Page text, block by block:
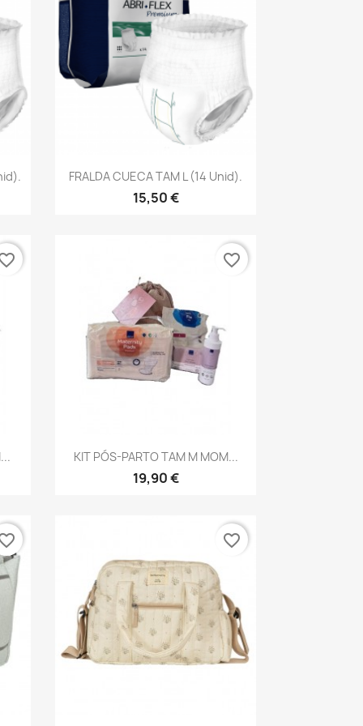
 Vista rápida
FRALDA CUECA TAM L (14 Unid).
15,50 €
Vista rápida
KIT PÓS-PARTO TAM M MOM...
19,90 €
favorite_border
favorite_border